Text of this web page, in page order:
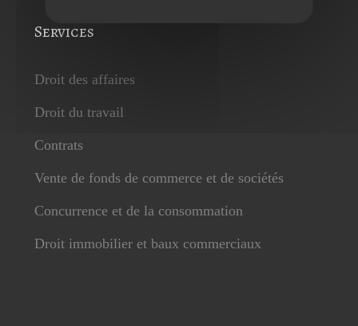
Services
Droit des affaires
Droit du travail
Contrats
Vente de fonds de commerce et de sociétés
Concurrence et de la consommation
Droit immobilier et baux commerciaux